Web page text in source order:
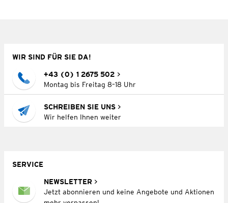
WIR SIND FÜR SIE DA!
+43 (0) 1 2675 502
Montag bis Freitag 8–18 Uhr
SCHREIBEN SIE UNS
Wir helfen Ihnen weiter
SERVICE
NEWSLETTER
Jetzt abonnieren und keine Angebote und Aktionen